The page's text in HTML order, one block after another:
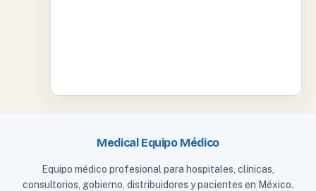
Medical Equipo Médico
Equipo médico profesional para hospitales, clínicas,
consultorios, gobierno, distribuidores y pacientes en México.